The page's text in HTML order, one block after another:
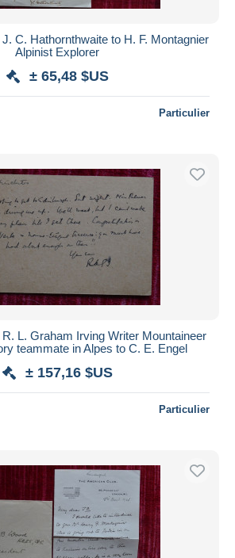
C. Hathornthwaite to H. F. Montagnier
Alpinist Explorer
± 65,48 $US
Particulier
L. Graham Irving Writer Mountaineer
teammate in Alpes to C. E. Engel
± 157,16 $US
Particulier